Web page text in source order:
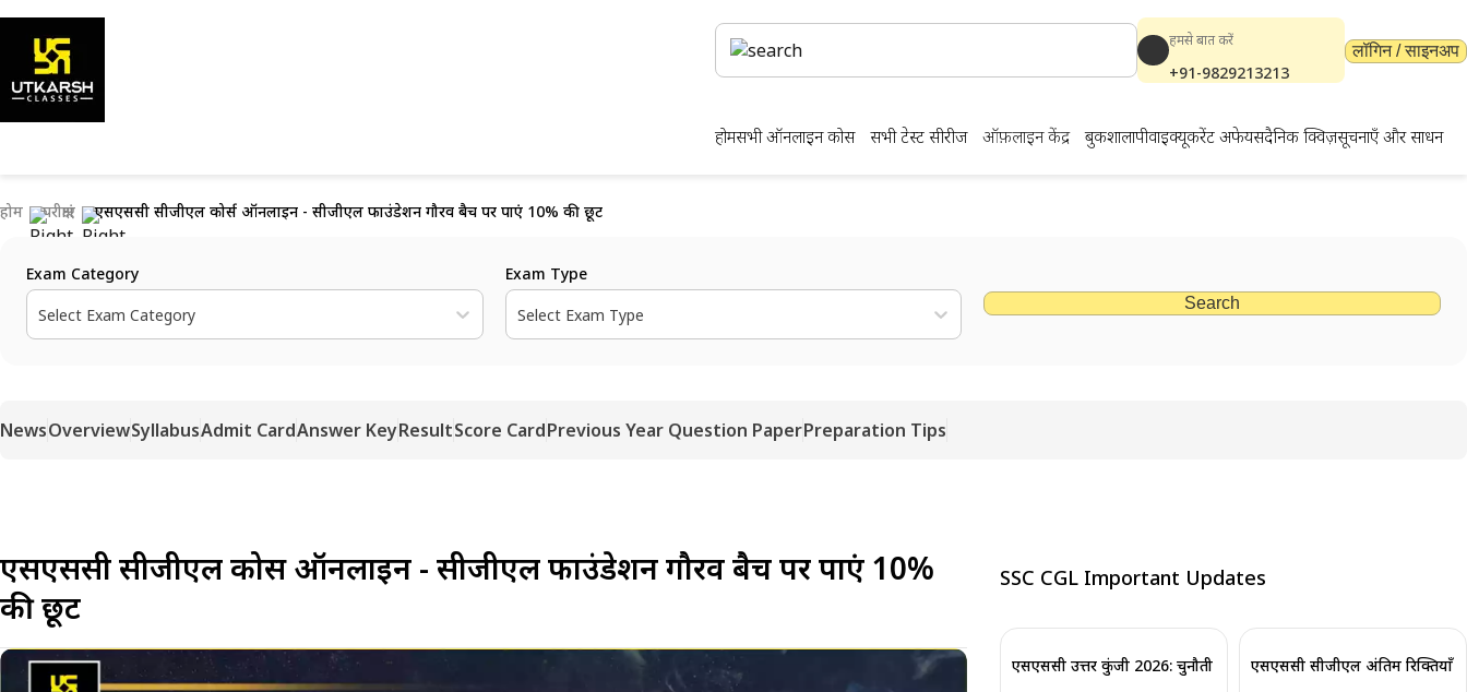
हमसे बात करें
+91-9829213213
लॉगिन / साइनअप
होमसभी ऑनलाइन कोर्स सभी टेस्ट सीरीज ऑफ़लाइन केंद्र बुकशालापीवाईक्यूकरेंट अफेयर्सदैनिक क्विज़सूचनाएँ और साधन
होम परीक्षाएं एसएससी सीजीएल कोर्स ऑनलाइन - सीजीएल फाउंडेशन गौरव बैच पर पाएं 10% की छूट
Exam Category
Select Exam Category
Exam Type
Select Exam Type
Search
NewsOverviewSyllabusAdmit CardAnswer KeyResultScore CardPrevious Year Question PaperPreparation Tips
एसएससी सीजीएल कोर्स ऑनलाइन - सीजीएल फाउंडेशन गौरव बैच पर पाएं 10%
की छूट
SSC CGL Important Updates
एसएससी उत्तर कुंजी 2026: चुनौती और आपत्ति के लिए नए दिशानिर्देश
एसएससी सीजीएल अंतिम रिक्तियाँ